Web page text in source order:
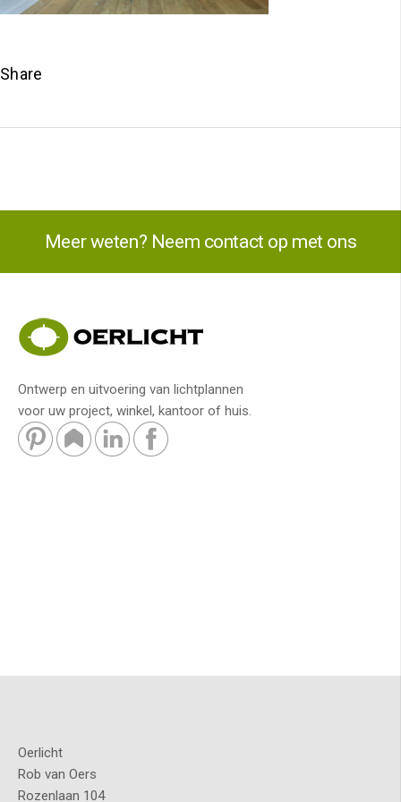
Share
Meer weten? Neem contact op met ons
Ontwerp en uitvoering van lichtplannen
voor uw project, winkel, kantoor of huis.
Oerlicht
Rob van Oers
Rozenlaan 104